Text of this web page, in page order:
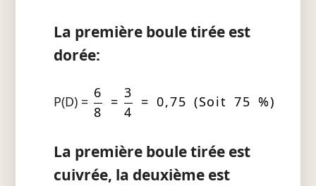
La première boule tirée est
dorée:
P(D) =
6
8
=
3
4
= 0,75 (Soit 75 %)
La première boule tirée est
cuivrée, la deuxième est